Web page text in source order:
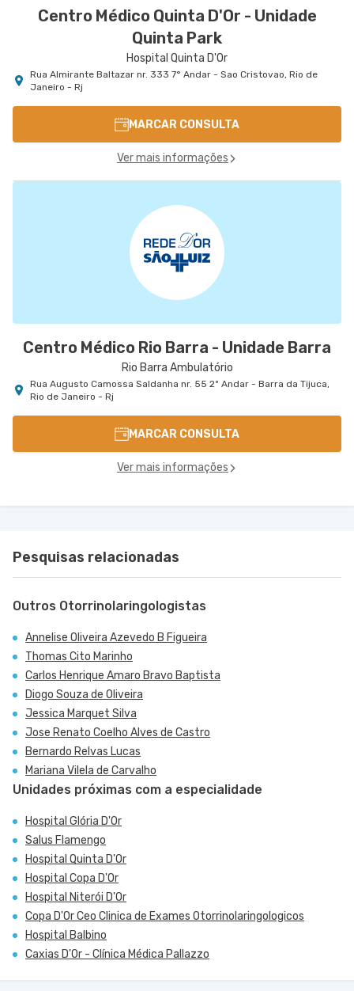
Centro Médico Quinta D'Or - Unidade
Quinta Park
Hospital Quinta D'Or
Rua Almirante Baltazar nr. 333 7° Andar - Sao Cristovao, Rio de
Janeiro - Rj
MARCAR CONSULTA
Ver mais informações
Centro Médico Rio Barra - Unidade Barra
Rio Barra Ambulatório
Rua Augusto Camossa Saldanha nr. 55 2º Andar - Barra da Tijuca,
Rio de Janeiro - Rj
MARCAR CONSULTA
Ver mais informações
Pesquisas relacionadas
Outros Otorrinolaringologistas
Annelise Oliveira Azevedo B Figueira
Thomas Cito Marinho
Carlos Henrique Amaro Bravo Baptista
Diogo Souza de Oliveira
Jessica Marquet Silva
Jose Renato Coelho Alves de Castro
Bernardo Relvas Lucas
Mariana Vilela de Carvalho
Unidades próximas com a especialidade
Hospital Glória D'Or
Salus Flamengo
Hospital Quinta D'Or
Hospital Copa D'Or
Hospital Niterói D'Or
Copa D'Or Ceo Clinica de Exames Otorrinolaringologicos
Hospital Balbino
Caxias D'Or - Clínica Médica Pallazzo